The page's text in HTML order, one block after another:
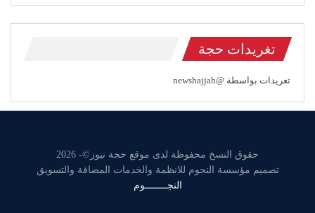
تغريدات حجة
تغريدات بواسطة @newshajjah
حقوق النسخ محفوظة لدى موقع حجة نيوز©- 2026
تصميم مؤسسة النجوم للانظمة والخدمات المضافة والتسويق
النجــــــــوم